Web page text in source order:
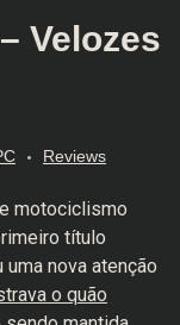
Velozes
Reviews
motociclismo
título
nova atenção
o quão